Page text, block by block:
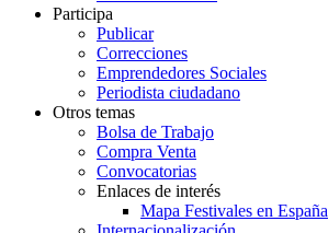
Participa
Publicar
Correcciones
Emprendedores Sociales
Periodista ciudadano
Otros temas
Bolsa de Trabajo
Compra Venta
Convocatorias
Enlaces de interés
Mapa Festivales en España